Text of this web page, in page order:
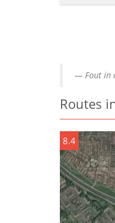
Fout in
Routes
8.4